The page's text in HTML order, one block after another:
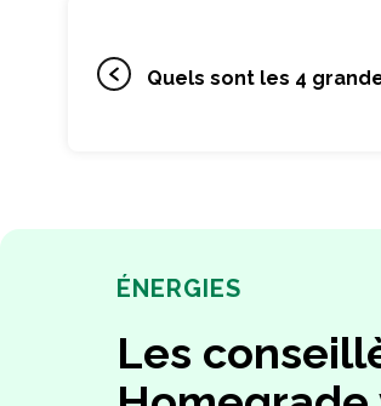
Quels sont les 4
ÉNERGIES
Les